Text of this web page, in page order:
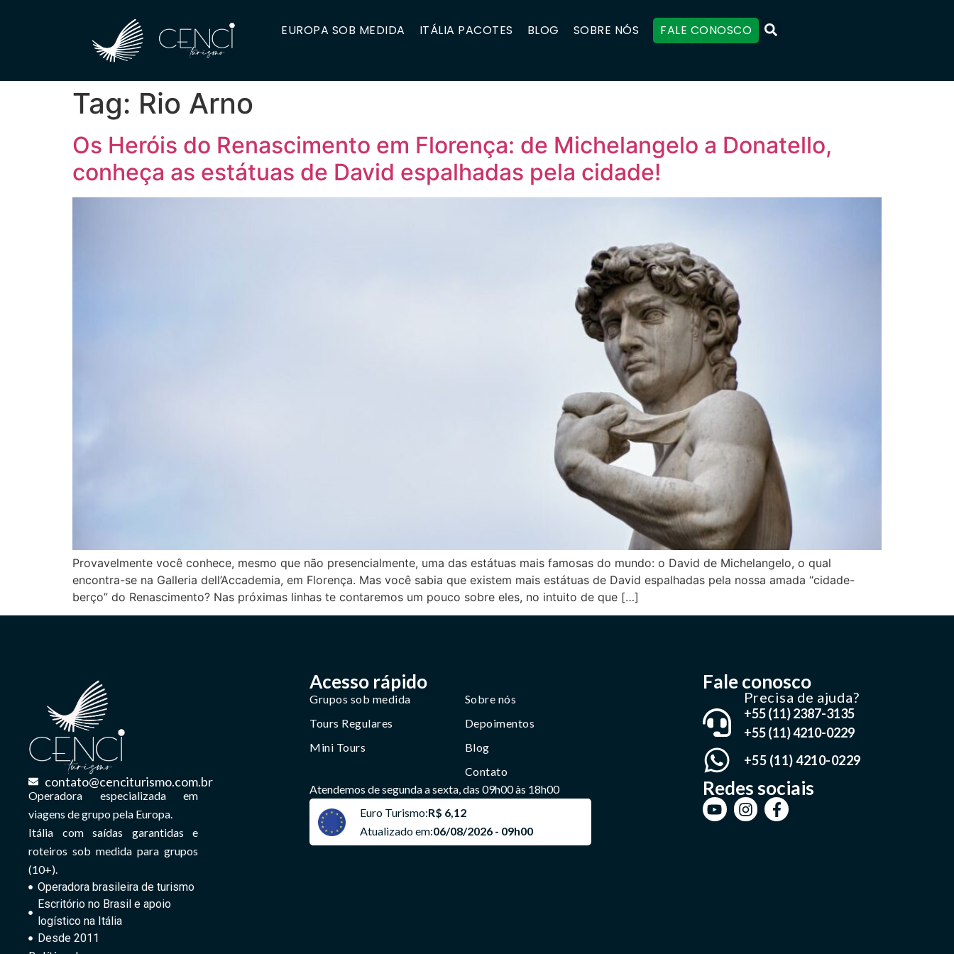
EUROPA SOB MEDIDA ITÁLIA PACOTES BLOG SOBRE NÓS FALE CONOSCO
Tag: Rio Arno
Os Heróis do Renascimento em Florença: de Michelangelo a Donatello,
conheça as estátuas de David espalhadas pela cidade!
Provavelmente você conhece, mesmo que não presencialmente, uma das estátuas mais famosas do mundo: o David de Michelangelo, o qual
encontra-se na Galleria dell’Accademia, em Florença. Mas você sabia que existem mais estátuas de David espalhadas pela nossa amada “cidade-
berço” do Renascimento? Nas próximas linhas te contaremos um pouco sobre eles, no intuito de que […]
contato@cenciturismo.com.br
Operadora especializada em
viagens de grupo pela Europa.
Itália com saídas garantidas e
roteiros sob medida para grupos
(10+).
Operadora brasileira de turismo
Escritório no Brasil e apoio
logístico na Itália
Desde 2011
Acesso rápido
Grupos sob medida
Tours Regulares
Mini Tours
Sobre nós
Depoimentos
Blog
Contato
Atendemos de segunda a sexta, das 09h00 às 18h00
Euro Turismo:R$ 6,12
Atualizado em:06/08/2026 - 09h00
Fale conosco
Precisa de ajuda?
+55 (11) 2387-3135
+55 (11) 4210-0229
+55 (11) 4210-0229
Redes sociais